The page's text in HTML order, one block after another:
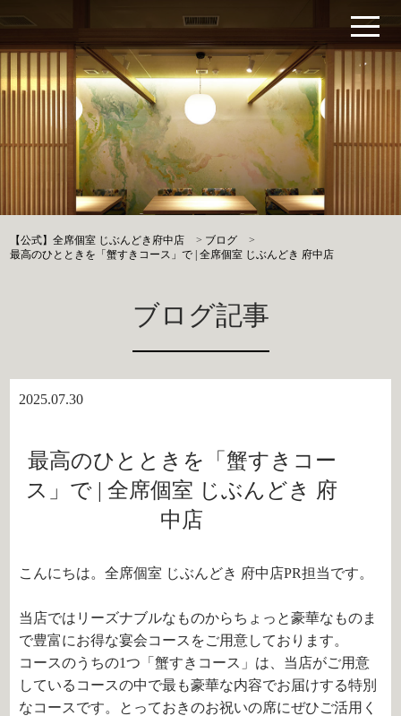
【公式】全席個室 じぶんどき府中店 > ブログ
>
最高のひとときを「蟹すきコース」で | 全席個室 じぶんどき 府中店
ブログ記事
2025.07.30
最高のひとときを「蟹すきコー
ス」で | 全席個室 じぶんどき 府
中店
こんにちは。全席個室 じぶんどき 府中店PR担当です。
当店ではリーズナブルなものからちょっと豪華なものま
で豊富にお得な宴会コースをご用意しております。
コースのうちの1つ「蟹すきコース」は、当店がご用意
しているコースの中で最も豪華な内容でお届けする特別
なコースです。とっておきのお祝いの席にぜひご活用く